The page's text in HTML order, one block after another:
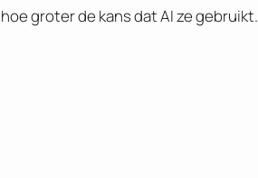
hoe groter de kans dat AI ze gebruikt.